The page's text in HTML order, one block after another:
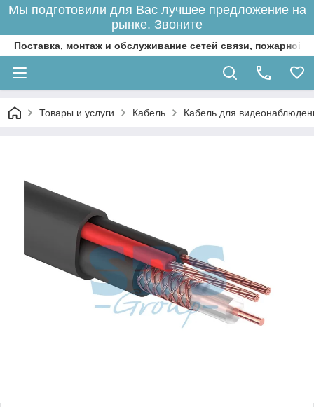
Мы подготовили для Вас лучшее предложение на
рынке. Звоните
Поставка, монтаж и обслуживание сетей связи, пожарной
Товары и услуги Кабель Кабель для